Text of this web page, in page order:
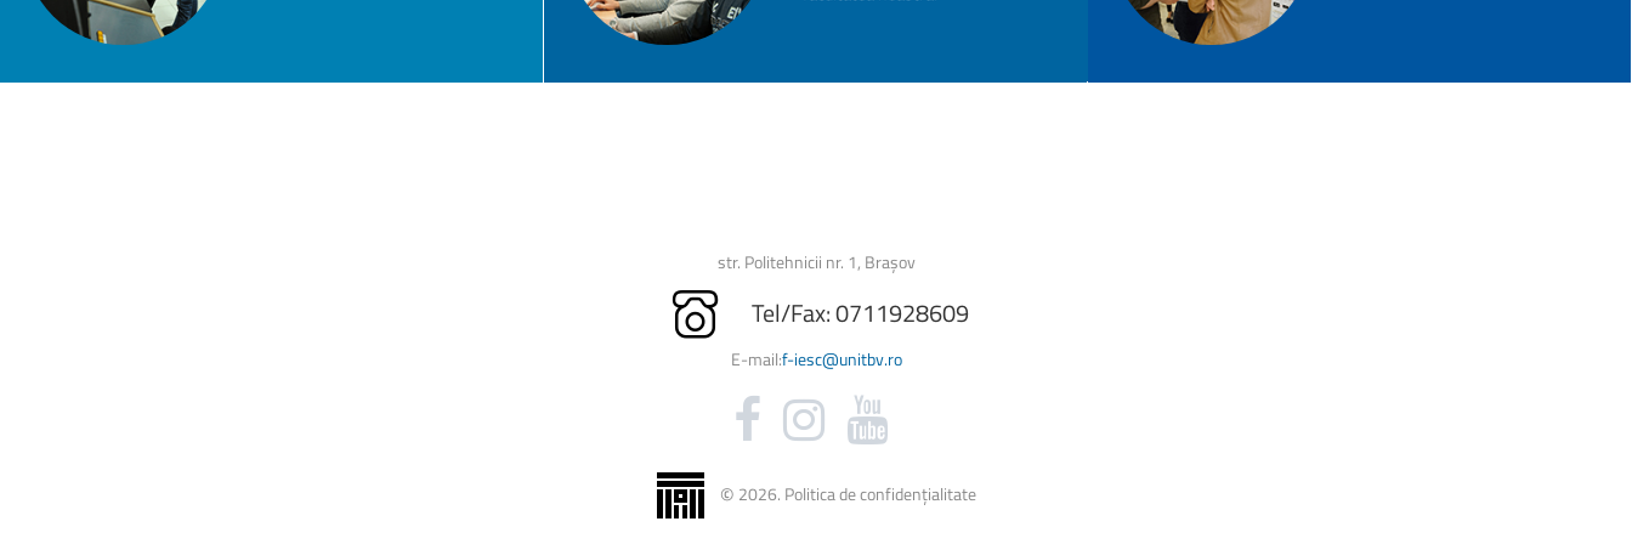
Biblioteca Universității
Secretariat
studențiiAIAlaStabilus
str. Politehnicii nr. 1, Brașov
Tel/Fax: 0711928609
E-mail:f-iesc@unitbv.ro
© 2026. Politica de confidențialitate